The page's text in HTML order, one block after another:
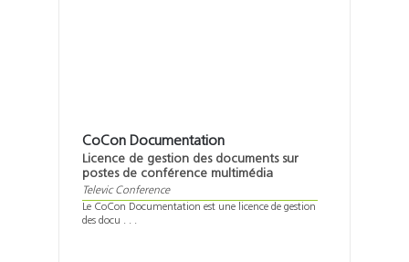
CoCon Documentation
Licence de gestion des documents sur
postes de conférence multimédia
Televic Conference
Le CoCon Documentation est une licence de gestion
des docu . . .